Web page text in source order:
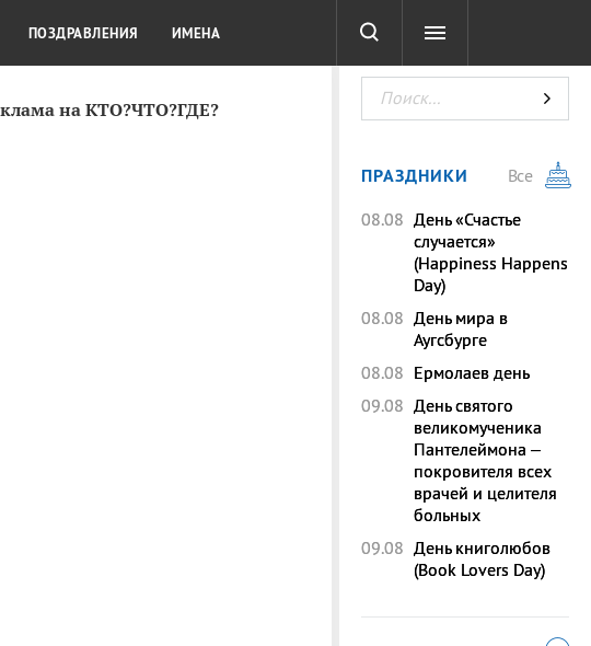
на КТО?ЧТО?ГДЕ?
КРАСОТА ТЕСТЫ
ПОЗДРАВЛЕНИЯ ИМЕНА
ПРАЗДНИКИ
Все
08.08 День «Счастье
случается»
(Happiness Happens
Day)
08.08 День мира в
Аугсбурге
08.08 Ермолаев день
09.08 День святого
великомученика
Пантелеймона –
покровителя всех
врачей и целителя
больных
09.08 День книголюбов
(Book Lovers Day)